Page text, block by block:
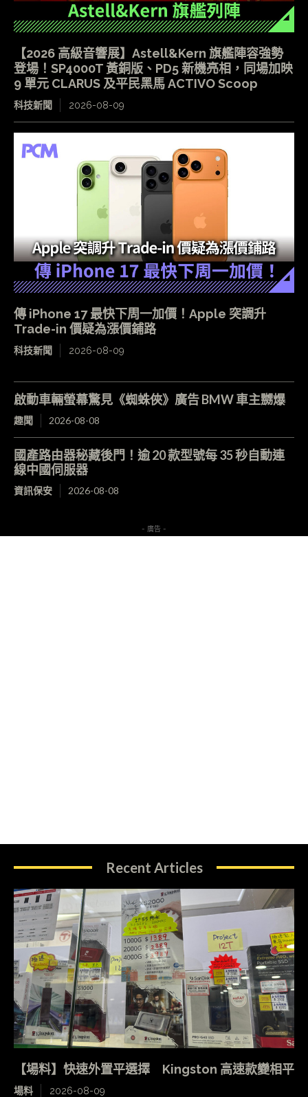
【2026 高級音響展】Astell&Kern 旗艦陣容強勢
登場！SP4000T 黃銅版、PD5 新機亮相，同場加映
9 單元 CLARUS 及平民黑馬 ACTIVO Scoop
科技新聞 2026-08-09
傳 iPhone 17 最快下周一加價！Apple 突調升
Trade-in 價疑為漲價鋪路
科技新聞 2026-08-09
啟動車輛螢幕驚見《蜘蛛俠》廣告 BMW 車主嬲爆
趣聞 2026-08-08
國產路由器秘藏後門！逾 20 款型號每 35 秒自動連
線中國伺服器
資訊保安 2026-08-08
- 廣告 -
Recent Articles
【場料】快速外置平選擇 Kingston 高速款變相平
場料 2026-08-09